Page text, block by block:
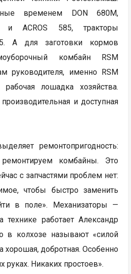
временем DON 680M,
и ACROS 585, тракторы
А для заготовки кормов
комбайн RSM
руководителя, именно RSM
лошадка хозяйства.
и доступная
ремонтопригодность:
комбайны. Это
с запчастями проблем нет:
чтобы быстро заменить
в поле». Механизаторы —
работает Александр
в колхозе называют «силой
хорошая, добротная. Особенно
руках. Никаких простоев».